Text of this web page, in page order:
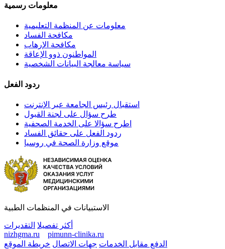
معلومات رسمية
معلومات عن المنظمة التعليمية
مكافحة الفساد
مكافحة الإرهاب
المواطنون ذوو الإعاقة
سياسة معالجة البيانات الشخصية
ردود الفعل
استقبال رئيس الجامعة عبر الإنترنت
طرح سؤال على لجنة القبول
اطرح سؤالا على الخدمة الصحفية
ردود الفعل على حقائق الفساد
موقع وزارة الصحة في روسيا
الاستبيانات في المنظمات الطبية
أكثر تفصيلا التقديرات
nizhgma.ru
pimunn-clinika.ru
الدفع مقابل الخدمات جهات الاتصال خريطة الموقع